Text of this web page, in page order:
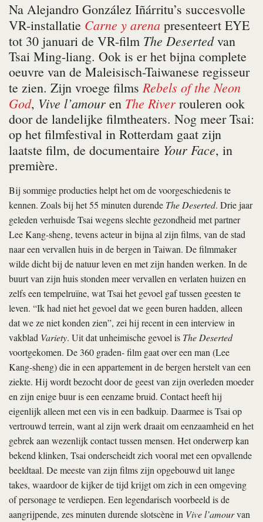
Na Alejandro González Iñárritu’s succesvolle
VR-installatie Carne y arena presenteert EYE
tot 30 januari de VR-film The Desertedvan
Tsai Ming-liang. Ook is er het bijna complete
oeuvre van de Maleisisch-Taiwanese regisseur
te zien. Zijn vroege filmsRebels of the Neon
God, Vive l’amour en The River rouleren ook
door de landelijke filmtheaters. Nog meer Tsai:
op het filmfestival in Rotterdam gaat zijn
laatste film, de documentaire Your Face, in
première.
Bij sommige producties helpt het om de voorgeschiedenis te
kennen. Zoals bij het 55 minuten durende The Deserted. Drie jaar
geleden verhuisde Tsai wegens slechte gezondheid met partner
Lee Kang-sheng, tevens acteur in bijna al zijn films, van de stad
naar een vervallen huis in de bergen in Taiwan. De filmmaker
wilde dicht bij de natuur leven en met zijn handen werken. In de
buurt van zijn huis stonden meer vervallen en verlaten huizen en
zelfs een tempelruïne, wat Tsai het gevoel gaf tussen geesten te
leven. “Ik had niet het gevoel dat we geen buren hadden, alleen
dat we ze niet konden zien”, zei hij recent in een interview in
vakblad Variety. Uit dat unheimische gevoel is The Deserted
voortgekomen. De 360 graden- film gaat over een man (Lee
Kang-sheng) die in een appartement in de bergen herstelt van een
ziekte. Hij wordt bezocht door de geest van zijn overleden moeder
en zijn enige buur is een eenzame bruid. Contact heeft hij
eigenlijk alleen met een vis in een badkuip. Daarmee is Tsai op
vertrouwd terrein, want al zijn werk draait om eenzaamheid en het
gebrek aan wezenlijk contact tussen mensen. Het onderwerp kan
bekend klinken, Tsai onderscheidt zich vooral met een opvallende
beeldtaal. De meeste van zijn films zijn opgebouwd uit lange
takes, waardoor de kijker de tijd krijgt om zich in een omgeving
of personage te verdiepen. Een legendarisch voorbeeld is de
aangrijpende, zes minuten durende slotscène in Vive l’amourvan